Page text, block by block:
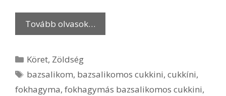
Tovább olvasok…
Kategória
Köret, Zöldség
Címkék
bazsalikom, bazsalikomos cukkini,cukkíni,
fokhagyma, fokhagymás bazsalikomos cukkini,